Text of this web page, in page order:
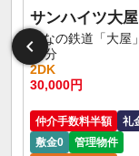
サンハイツ大屋
しなの鉄道「大屋
17分
2DK
30,000円
仲介手数料半額
礼
敷金0
管理物件